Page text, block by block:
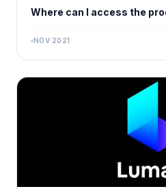
Where can I access the
NOV 2021